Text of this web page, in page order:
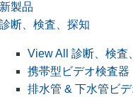
新製品
診断、検査、探知
View All 診断、検査
携帯型ビデオ検査器
排水管 & 下水管ビ